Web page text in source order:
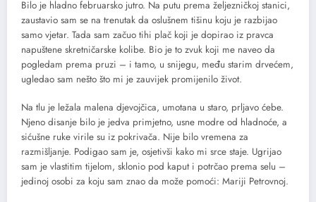
Bilo je hladno februarsko jutro. Na putu prema željezničkoj stanici,
zaustavio sam se na trenutak da oslušnem tišinu koju je razbijao
samo vjetar. Tada sam začuo tihi plač koji je dopirao iz pravca
napuštene skretničarske kolibe. Bio je to zvuk koji me naveo da
pogledam prema pruzi – i tamo, u snijegu, među starim drvećem,
ugledao sam nešto što mi je zauvijek promijenilo život.
Na tlu je ležala malena djevojčica, umotana u staro, prljavo ćebe.
Njeno disanje bilo je jedva primjetno, usne modre od hladnoće, a
sićušne ruke virile su iz pokrivača. Nije bilo vremena za
razmišljanje. Podigao sam je, osjetivši kako mi srce staje. Ugrijao
sam je vlastitim tijelom, sklonio pod kaput i potrčao prema selu –
jedinoj osobi za koju sam znao da može pomoći: Mariji Petrovnoj.